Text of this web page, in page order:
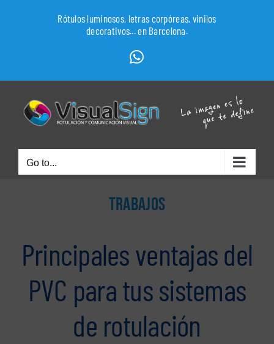
Rótulos luminosos, letras corpóreas, vinilos
decorativos... en Barcelona.
WhatsApp
Go to...
TRABAJOS
Principales ventajas del
PVC para tus sistemas
de rotulación